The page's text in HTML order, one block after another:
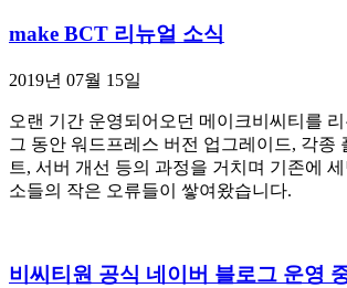
make BCT 리뉴얼 소식
2019년 07월 15일
오랜 기간 운영되어오던 메이크비씨티를
그 동안 워드프레스 버전 업그레이드, 각종
트, 서버 개선 등의 과정을 거치며 기존에
소들의 작은 오류들이 쌓여왔습니다.
비씨티원 공식 네이버 블로그 운영